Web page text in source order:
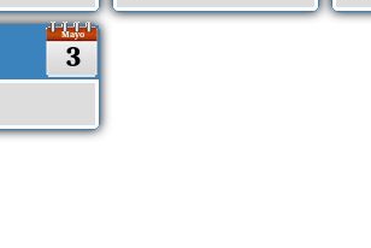
Mayo
3